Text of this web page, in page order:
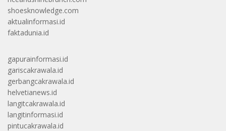
shoesknowledge.com
aktualinformasi.id
faktadunia.id
gapurainformasi.id
gariscakrawala.id
gerbangcakrawala.id
helvetianews.id
langitcakrawala.id
langitinformasi.id
pintucakrawala.id